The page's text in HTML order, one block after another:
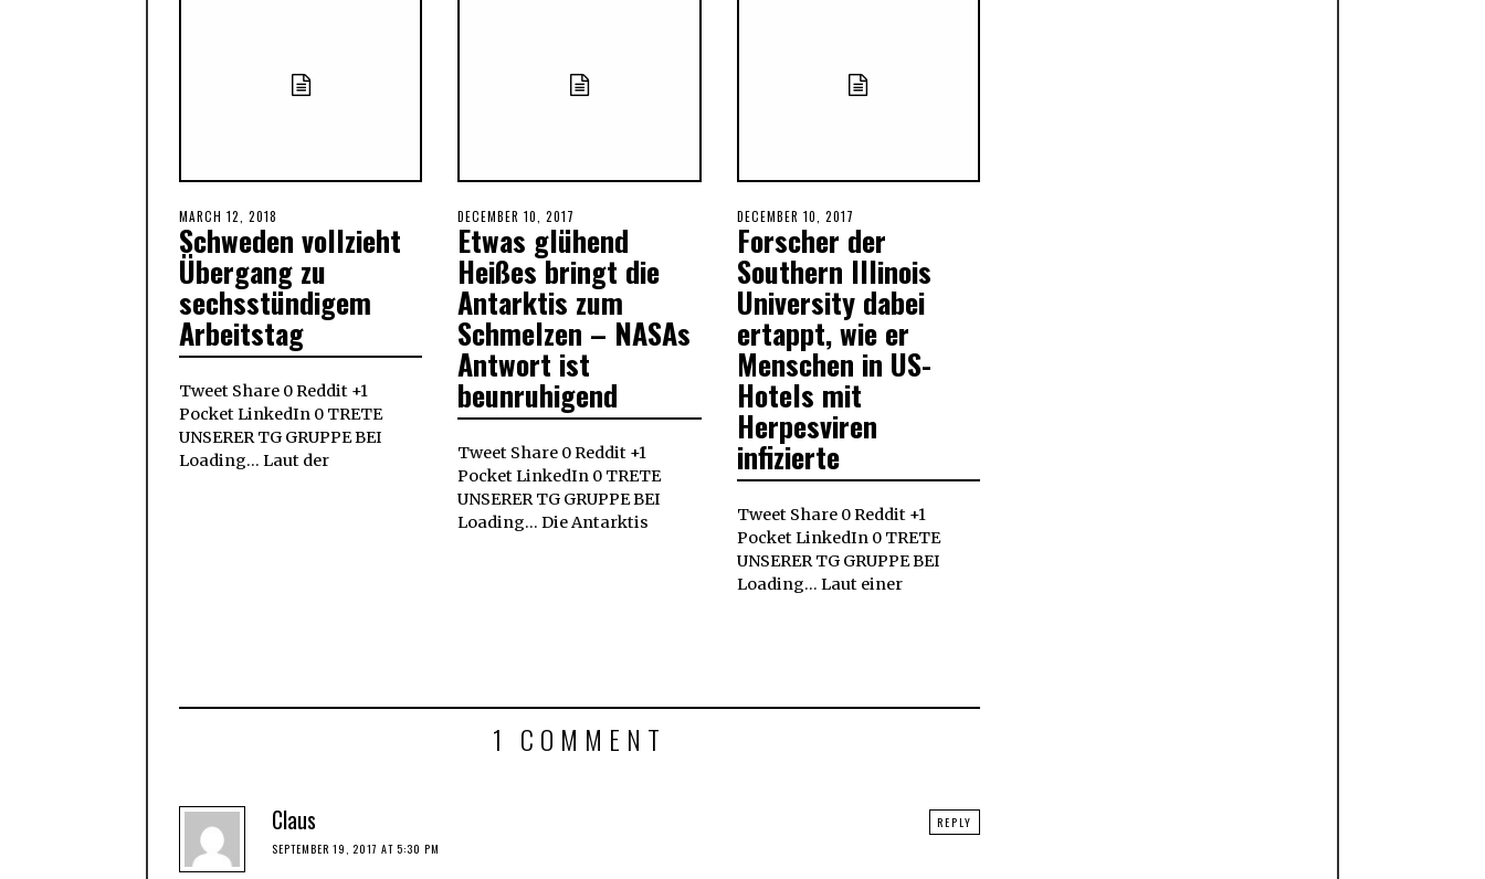
POSTED
ON
MARCH 12, 2018
12,
2018
Schweden vollzieht
Übergang zu
sechsstündigem
Arbeitstag
Tweet Share 0 Reddit +1
Pocket LinkedIn 0 TRETE
UNSERER TG GRUPPE BEI
Loading... Laut der
POSTED
ON
DECEMBER 10, 2017
29,
2018
Etwas glühend
Heißes bringt die
Antarktis zum
Schmelzen – NASAs
Antwort ist
beunruhigend
Tweet Share 0 Reddit +1
Pocket LinkedIn 0 TRETE
UNSERER TG GRUPPE BEI
Loading... Die Antarktis
POSTED
ON
DECEMBER 10, 2017
10,
2017
Forscher der
Southern Illinois
University dabei
ertappt, wie er
Menschen in US-
Hotels mit
Herpesviren
infizierte
Tweet Share 0 Reddit +1
Pocket LinkedIn 0 TRETE
UNSERER TG GRUPPE BEI
Loading... Laut einer
1 COMMENT
Claus
SEPTEMBER 19, 2017 AT 5:30 PM
REPLY